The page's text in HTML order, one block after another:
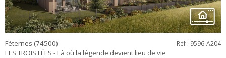
Féternes (74500)
LES TROIS FÉES - Là où la légende devient lieu de vie
Réf : 9596-A204